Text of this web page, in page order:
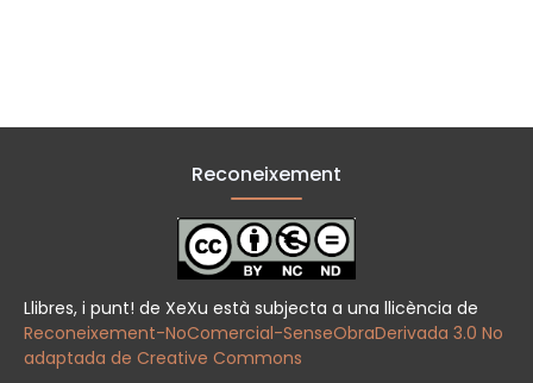
Reconeixement
Llibres, i punt! de XeXu està subjecta a una llicència de
Reconeixement-NoComercial-SenseObraDerivada 3.0 No
adaptada de Creative Commons